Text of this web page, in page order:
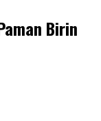
Birin